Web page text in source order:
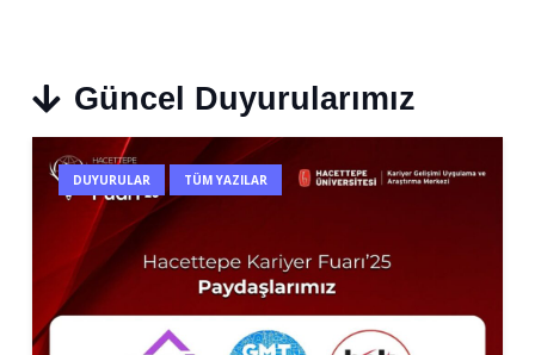
Güncel Duyurularımız
DUYURULAR TÜM YAZILAR